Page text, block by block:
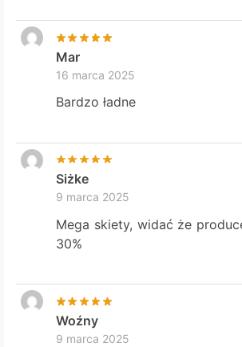
Mar
16 marca 2025
Bardzo ładne
Siżke
9 marca 2025
Mega skiety, widać że
30%
Woźny
9 marca 2025